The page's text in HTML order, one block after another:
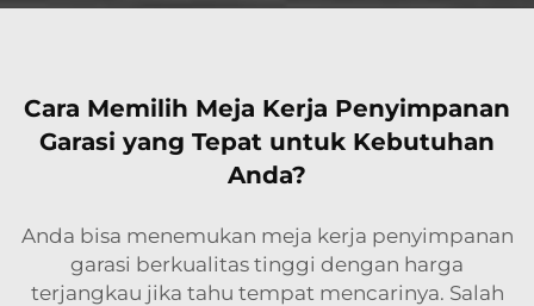
Cara Memilih Meja Kerja Penyimpanan
Garasi yang Tepat untuk Kebutuhan
Anda?
Anda bisa menemukan meja kerja penyimpanan
garasi berkualitas tinggi dengan harga
terjangkau jika tahu tempat mencarinya. Salah